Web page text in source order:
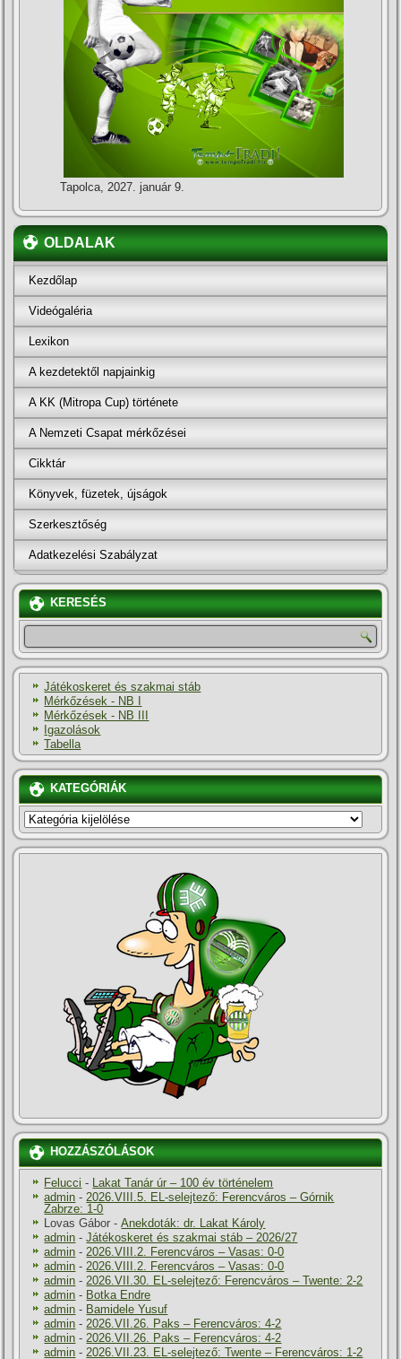
Tapolca, 2027. január 9.
OLDALAK
Kezdőlap
Videógaléria
Lexikon
A kezdetektől napjainkig
A KK (Mitropa Cup) története
A Nemzeti Csapat mérkőzései
Cikktár
Könyvek, füzetek, újságok
Szerkesztőség
Adatkezelési Szabályzat
KERESÉS
Játékoskeret és szakmai stáb
Mérkőzések - NB I
Mérkőzések - NB III
Igazolások
Tabella
KATEGÓRIÁK
KATEGÓRIÁK
HOZZÁSZÓLÁSOK
Felucci -
Lakat Tanár úr – 100 év történelem
admin - 2026.VIII.5. EL-selejtező: Ferencváros – Górnik
Zabrze: 1-0
Lovas Gábor -Anekdoták: dr. Lakat Károly
admin -Játékoskeret és szakmai stáb – 2026/27
admin - 2026.VIII.2. Ferencváros – Vasas: 0-0
admin - 2026.VIII.2. Ferencváros – Vasas: 0-0
admin - 2026.VII.30. EL-selejtező: Ferencváros – Twente: 2-2
admin - Botka Endre
admin - Bamidele Yusuf
admin - 2026.VII.26. Paks – Ferencváros: 4-2
admin - 2026.VII.26. Paks – Ferencváros: 4-2
admin - 2026.VII.23. EL-selejtező: Twente – Ferencváros: 1-2